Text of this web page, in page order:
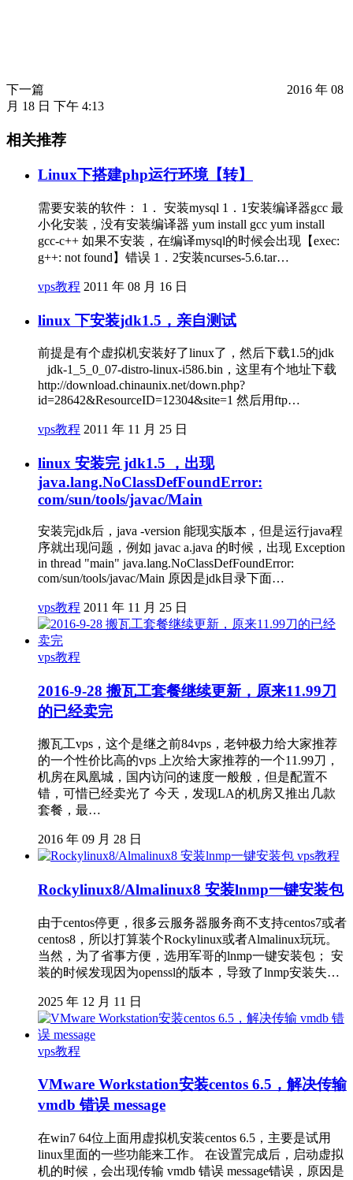
下一篇
2016 年 08
月 18 日 下午 4:13
相关推荐
Linux下搭建php运行环境【转】
需要安装的软件： 1． 安装mysql 1．1安装编译器gcc 最
小化安装，没有安装编译器 yum install gcc yum install
gcc-c++ 如果不安装，在编译mysql的时候会出现【exec:
g++: not found】错误 1．2安装ncurses-5.6.tar…
vps教程 2011 年 08 月 16 日
linux 下安装jdk1.5，亲自测试
前提是有个虚拟机安装好了linux了，然后下载1.5的jdk
jdk-1_5_0_07-distro-linux-i586.bin，这里有个地址下载
http://download.chinaunix.net/down.php?
id=28642&ResourceID=12304&site=1 然后用ftp…
vps教程 2011 年 11 月 25 日
linux 安装完 jdk1.5 ，出现
java.lang.NoClassDefFoundError:
com/sun/tools/javac/Main
安装完jdk后，java -version 能现实版本，但是运行java程
序就出现问题，例如 javac a.java 的时候，出现 Exception
in thread "main" java.lang.NoClassDefFoundError:
com/sun/tools/javac/Main 原因是jdk目录下面…
vps教程 2011 年 11 月 25 日
vps教程
2016-9-28 搬瓦工套餐继续更新，原来11.99刀
的已经卖完
搬瓦工vps，这个是继之前84vps，老钟极力给大家推荐
的一个性价比高的vps 上次给大家推荐的一个11.99刀，
机房在凤凰城，国内访问的速度一般般，但是配置不
错，可惜已经卖光了 今天，发现LA的机房又推出几款
套餐，最…
2016 年 09 月 28 日
vps教程
Rockylinux8/Almalinux8 安装lnmp一键安装包
由于centos停更，很多云服务器服务商不支持centos7或者
centos8，所以打算装个Rockylinux或者Almalinux玩玩。
当然，为了省事方便，选用军哥的lnmp一键安装包； 安
装的时候发现因为openssl的版本，导致了lnmp安装失…
2025 年 12 月 11 日
vps教程
VMware Workstation安装centos 6.5，解决传输
vmdb 错误 message
在win7 64位上面用虚拟机安装centos 6.5，主要是试用
linux里面的一些功能来工作。 在设置完成后，启动虚拟
机的时候，会出现传输 vmdb 错误 message错误，原因是